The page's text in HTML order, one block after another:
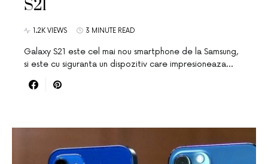
S21
1.2K VIEWS 3 MINUTE READ
Galaxy S21 este cel mai nou smartphone de la Samsung,
si este cu siguranta un dispozitiv care impresioneaza…